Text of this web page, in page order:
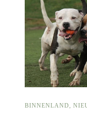
BINNENLAND